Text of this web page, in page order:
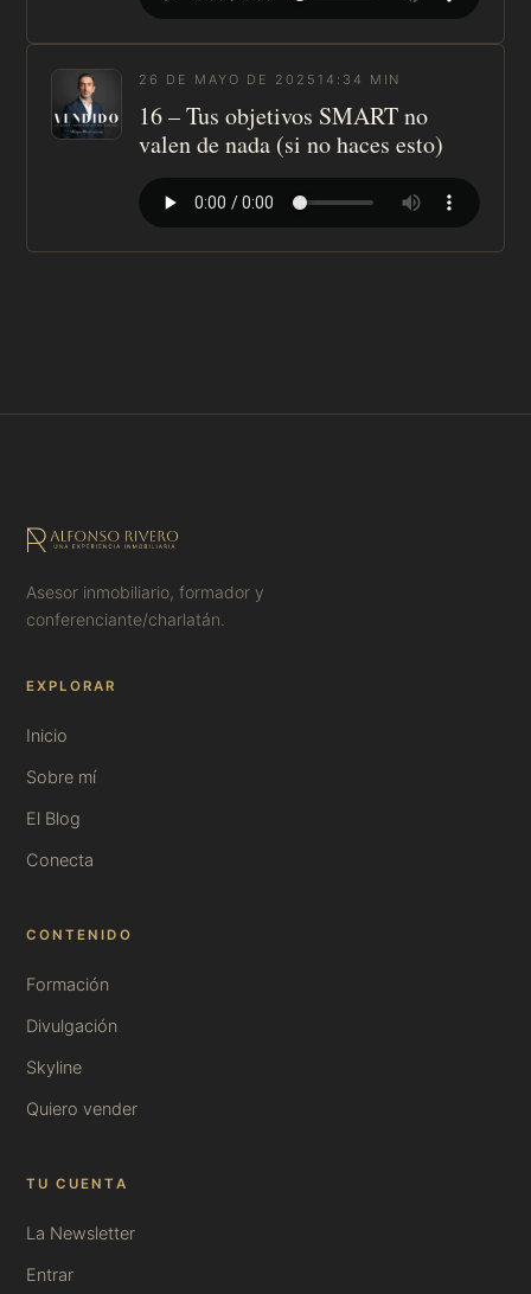
26 DE MAYO DE 2025 14:34 MIN
16 – Tus objetivos SMART no
valen de nada (si no haces esto)
entradas
Asesor inmobiliario, formador y
conferenciante/charlatán.
EXPLORAR
Inicio
Sobre mí
El Blog
Conecta
CONTENIDO
Formación
Divulgación
Skyline
Quiero vender
TU CUENTA
La Newsletter
Entrar